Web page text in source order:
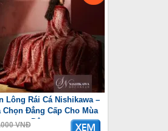
Lông Rái Cá Nishikawa –
Chọn Đẳng Cấp Cho Mùa
Đông
VNĐ